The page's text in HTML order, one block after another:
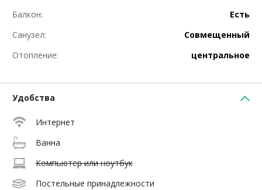
Балкон:
Есть
Санузел:
Совмещенный
Отопление:
центральное
Удобства
Интернет
Ванна
Компьютер или ноутбук
Постельные принадлежности